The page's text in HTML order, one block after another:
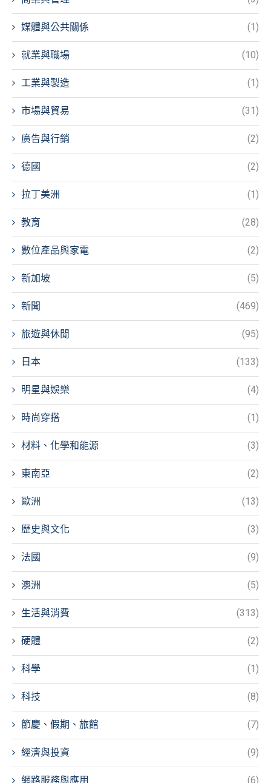
媒體與公共關係 (1)
就業與職場 (10)
工業與製造 (1)
市場與貿易 (31)
廣告與行銷 (2)
德國 (2)
拉丁美洲 (1)
教育 (28)
數位產品與家電 (2)
新加坡 (5)
新聞 (469)
旅遊與休閒 (95)
日本 (133)
明星與娛樂 (4)
時尚穿搭 (1)
材料、化學和能源 (3)
東南亞 (2)
歐洲 (13)
歷史與文化 (3)
法國 (9)
澳洲 (5)
生活與消費 (313)
硬體 (2)
科學 (1)
科技 (8)
節慶、假期、旅館 (7)
經濟與投資 (9)
網路服務與應用 (6)